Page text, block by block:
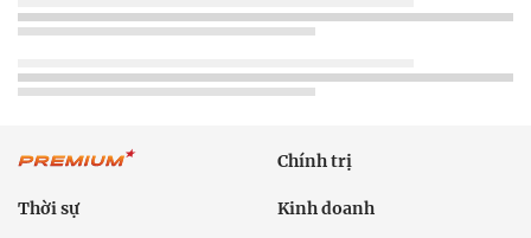
Chính trị
Thời sự Kinh doanh